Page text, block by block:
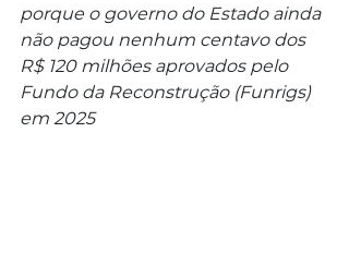
porque o governo do Estado ainda
não pagou nenhum centavo dos
R$ 120 milhões aprovados pelo
Fundo da Reconstrução (Funrigs)
em 2025